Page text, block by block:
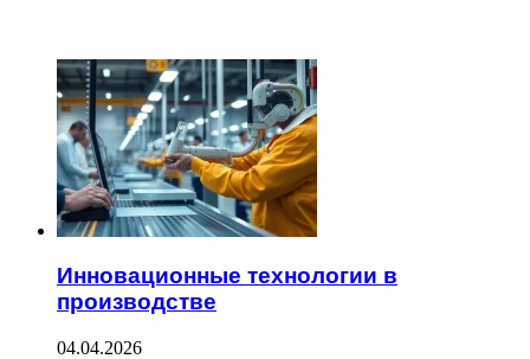
Инновационные технологии в
производстве
04.04.2026